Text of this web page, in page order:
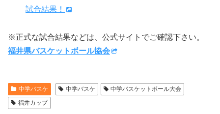
試合結果！
※正式な試合結果などは、公式サイトでご確認下さい。
福井県バスケットボール協会
中学バスケ 中学バスケ
中学バスケットボール大会
福井カップ